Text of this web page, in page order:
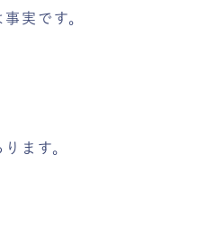
実です。
ます。